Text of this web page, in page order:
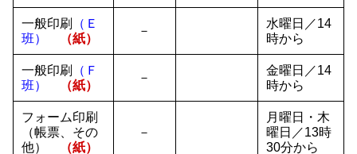
一般印刷
（Ｅ
班）
（紙）
－
水曜日／14
時から
一般印刷
（Ｆ
班）
（紙）
－
金曜日／14
時から
フォーム印刷
（帳票、その
他）
（紙）
－
月曜日・木
曜日／13時
30分から